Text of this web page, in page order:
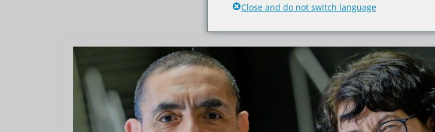
Close and do not switch language